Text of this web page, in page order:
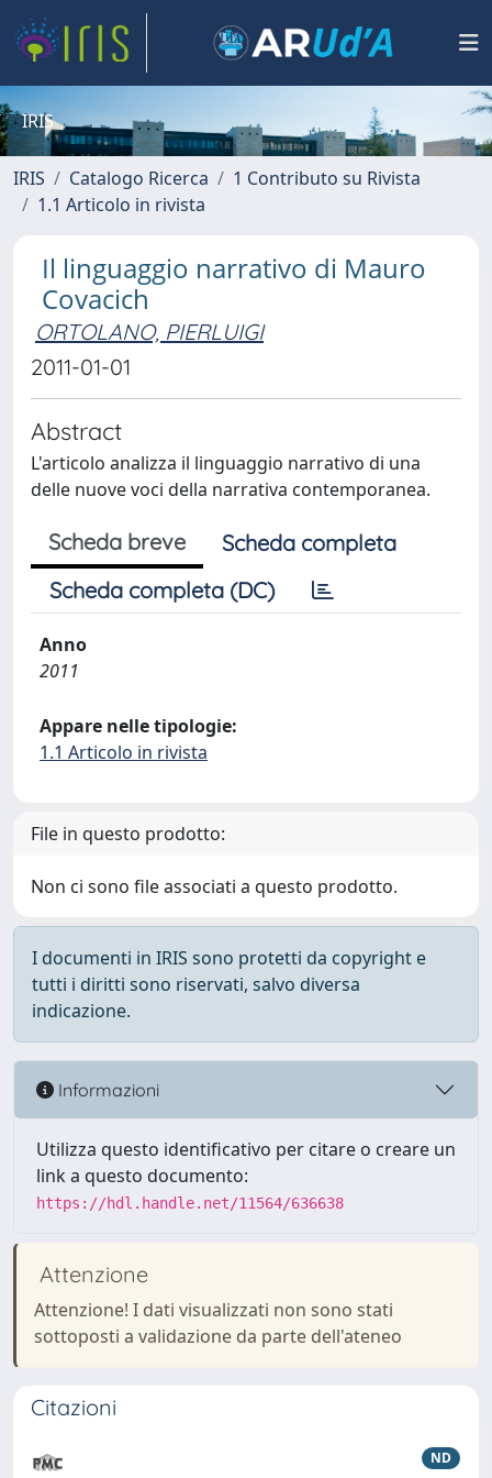
IRIS
IRIS Catalogo Ricerca
1 Contributo su Rivista
1.1 Articolo in rivista
Il linguaggio narrativo di Mauro
Covacich
ORTOLANO, PIERLUIGI
2011-01-01
Abstract
L'articolo analizza il linguaggio narrativo di una
delle nuove voci della narrativa contemporanea.
Scheda breve
Scheda completa
Scheda completa (DC)
Anno
2011
Appare nelle tipologie:
1.1 Articolo in rivista
File in questo prodotto:
Non ci sono file associati a questo prodotto.
I documenti in IRIS sono protetti da copyright e
tutti i diritti sono riservati, salvo diversa
indicazione.
Informazioni
Utilizza questo identificativo per citare o creare un
link a questo documento:
https://hdl.handle.net/11564/636638
Attenzione
Attenzione! I dati visualizzati non sono stati
sottoposti a validazione da parte dell'ateneo
Citazioni
ND